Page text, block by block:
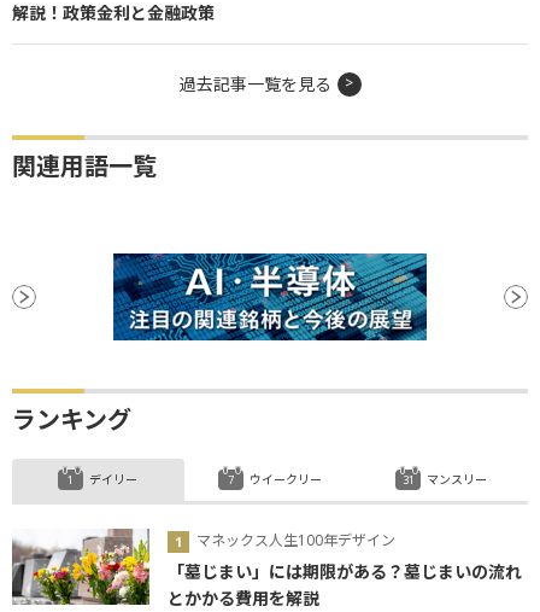
解説！政策金利と金融政策
過去記事一覧を見る
関連用語一覧
ランキング
デイリー
マネックス人生100年デザイン
「墓じまい」には期限がある？墓じまいの流れ
とかかる費用を解説
ウイークリー マンスリー